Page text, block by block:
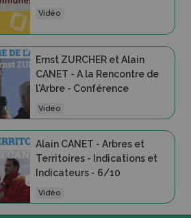
Vidéo
Ernst ZURCHER et Alain
CANET - A la Rencontre de
l'Arbre - Conférence
Vidéo
Alain CANET - Arbres et
Territoires - Indications et
Indicateurs - 6/10
Vidéo